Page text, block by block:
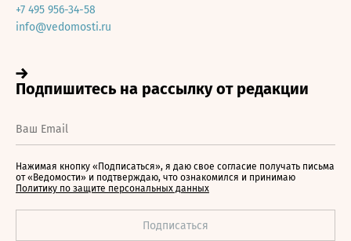
+7 495 956-34-58
info@vedomosti.ru
Нажимая кнопку «Подписаться», я даю свое согласие получать письма
от «Ведомости» и подтверждаю, что ознакомился и принимаю
Политику по защите персональных данных